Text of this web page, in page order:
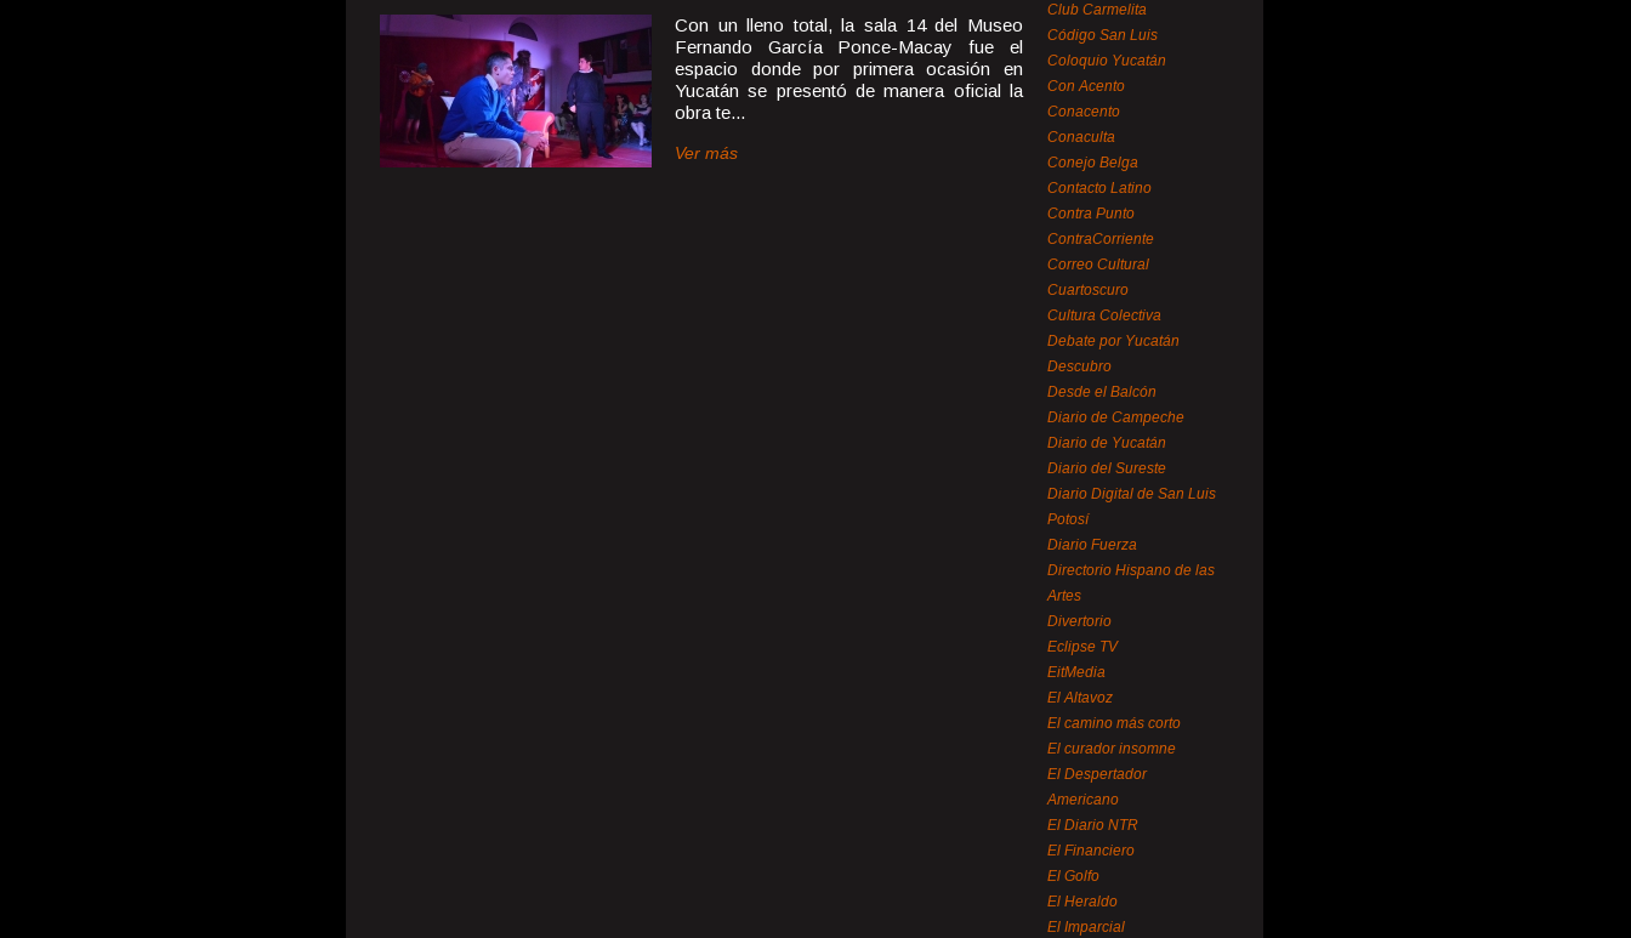
Con un lleno total, la sala 14 del Museo
Fernando García Ponce-Macay fue el
espacio donde por primera ocasión en
Yucatán se presentó de manera oficial la
obra te...
Ver más
Club Carmelita
Código San Luis
Coloquio Yucatán
Con Acento
Conacento
Conaculta
Conejo Belga
Contacto Latino
Contra Punto
ContraCorriente
Correo Cultural
Cuartoscuro
Cultura Colectiva
Debate por Yucatán
Descubro
Desde el Balcón
Diario de Campeche
Diario de Yucatán
Diario del Sureste
Diario Digital de San Luis
Potosí
Diario Fuerza
Directorio Hispano de las
Artes
Divertorio
Eclipse TV
EitMedia
El Altavoz
El camino más corto
El curador insomne
El Despertador
Americano
El Diario NTR
El Financiero
El Golfo
El Heraldo
El Imparcial